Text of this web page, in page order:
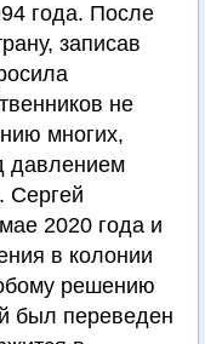
года. После
записав
не
многих,
давлением
Сергей
2020 года и
в колонии
решению
был переведен